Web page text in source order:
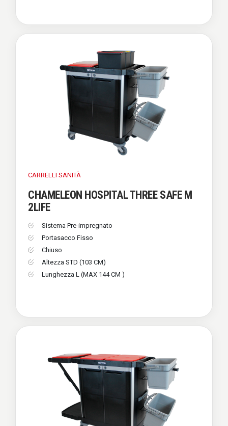
CARRELLI SANITÀ
CHAMELEON HOSPITAL THREE SAFE M
2LIFE
Sistema Pre-impregnato
Portasacco Fisso
Chiuso
Altezza STD (103 CM)
Lunghezza L (MAX 144 CM )